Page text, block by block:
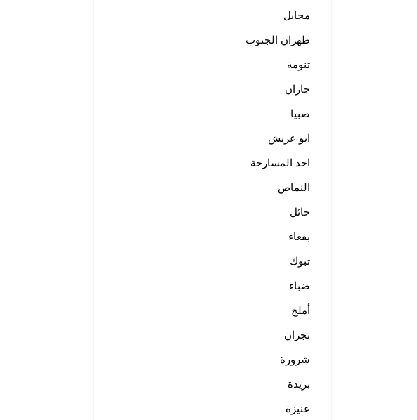
محايل
ظهران الجنوب
تنومة
جازان
صبيا
ابو عريش
احد المسارحة
النماص
حائل
بقعاء
تبوك
ضباء
أملج
نجران
شرورة
بريدة
عنيزة